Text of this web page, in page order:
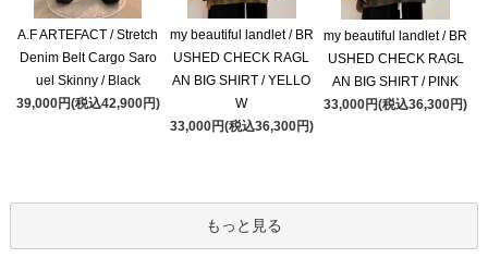
A.F ARTEFACT / Stretch
Denim Belt Cargo Saro
uel Skinny / Black
39,000円(税込42,900円)
my beautiful landlet / BR
USHED CHECK RAGL
AN BIG SHIRT / YELLO
W
33,000円(税込36,300円)
my beautiful landlet / BR
USHED CHECK RAGL
AN BIG SHIRT / PINK
33,000円(税込36,300円)
もっと見る